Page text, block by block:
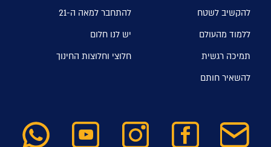
להקשיב לשטח
להתחבר למאה ה-21
ללמוד מהעולם
יש לנו חלום
תמיכה רגשית
חלוצי וחלוצות החינוך
להשאיר חותם